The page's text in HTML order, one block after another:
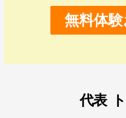
無料体
代表